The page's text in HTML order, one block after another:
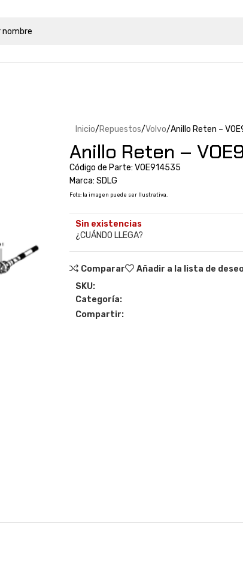
Inicio Repuestos Volvo Anillo Reten –
Anillo Reten –
Código de Parte: VOE914535
Marca: SDLG
Foto: la imagen puede ser Ilustrativa.
Sin existencias
¿CUÁNDO LLEGA?
Comparar
Añadir a la lista de
SKU:
Categoría:
Compartir: